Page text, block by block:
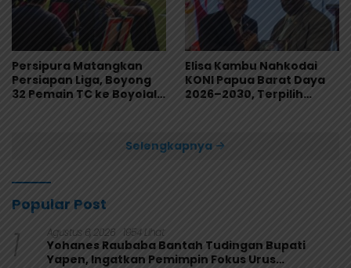
Persipura Matangkan
Persiapan Liga, Boyong
32 Pemain TC ke Boyolali
Elisa Kambu Nahkodai
KONI Papua Barat Daya
2026–2030, Terpilih
Selengkapnya
Popular Post
1 Agustus 6, 2026 1954 Lihat
Yohanes Raubaba Bantah Tudingan Bupati
Yapen, Ingatkan Pemimpin Fokus Urus